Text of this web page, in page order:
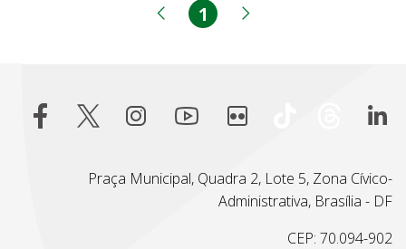
Página anterior
Página
1
Praça Municipal, Quadra 2, Lote 5, Zona Cívico-
Administrativa, Brasília - DF
CEP: 70.094-902